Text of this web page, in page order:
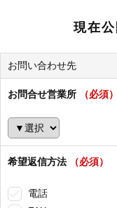
現在
お問い合わせ先
お問合せ営業所 （必須）
希望返信方法 （必須）
電話